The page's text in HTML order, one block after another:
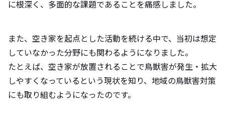
に根深く、多面的な課題であることを痛感しました。
また、空き家を起点とした活動を続ける中で、当初は想定
していなかった分野にも関わるようになりました。
たとえば、空き家が放置されることで鳥獣害が発生・拡大
しやすくなっているという現状を知り、地域の鳥獣害対策
にも取り組むようになったのです。